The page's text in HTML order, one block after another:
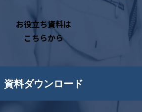
お役立ち資料は
こちらから
資料ダウンロード